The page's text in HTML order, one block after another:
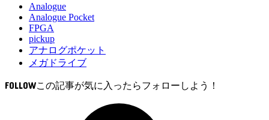
Analogue
Analogue Pocket
FPGA
pickup
アナログポケット
メガドライブ
FOLLOW